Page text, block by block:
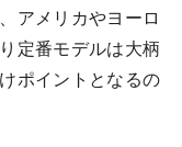
アメリカやヨーロ
定番モデルは大柄
ポイントとなるの